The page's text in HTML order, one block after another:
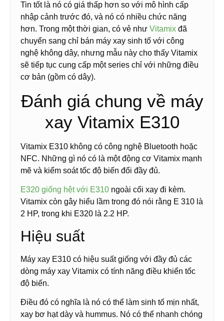
Tin tốt là nó có giá thấp hơn so với mô hình cấp
nhập cảnh trước đó, và nó có nhiều chức năng
hơn. Trong một thời gian, có vẻ như Vitamix đã
chuyển sang chỉ bán máy xay sinh tố với công
nghệ không dây, nhưng mẫu này cho thấy Vitamix
sẽ tiếp tục cung cấp một series chỉ với những điều
cơ bản (gồm có dây).
Đánh giá chung về máy
xay Vitamix E310
Vitamix E310 không có công nghệ Bluetooth hoặc
NFC. Những gì nó có là một động cơ Vitamix mạnh
mẽ và kiểm soát tốc độ biến đổi đầy đủ.
E320 giống hệt với E310 ngoài cối xay đi kèm.
Vitamix còn gây hiểu lầm trong đó nói rằng E 310 là
2 HP, trong khi E320 là 2.2 HP.
Hiệu suất
Máy xay E310 có hiệu suất giống với đầy đủ các
dòng máy xay Vitamix có tính năng điều khiển tốc
độ biến.
Điều đó có nghĩa là nó có thể làm sinh tố mịn nhất,
xay bơ hạt dày và hummus. Nó có thể nhanh chóng